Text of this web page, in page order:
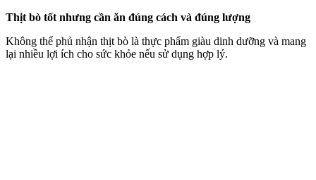
Thịt bò tốt nhưng cần ăn đúng cách và đúng lượng
Không thể phủ nhận thịt bò là thực phẩm giàu dinh dưỡng và mang
lại nhiều lợi ích cho sức khỏe nếu sử dụng hợp lý.